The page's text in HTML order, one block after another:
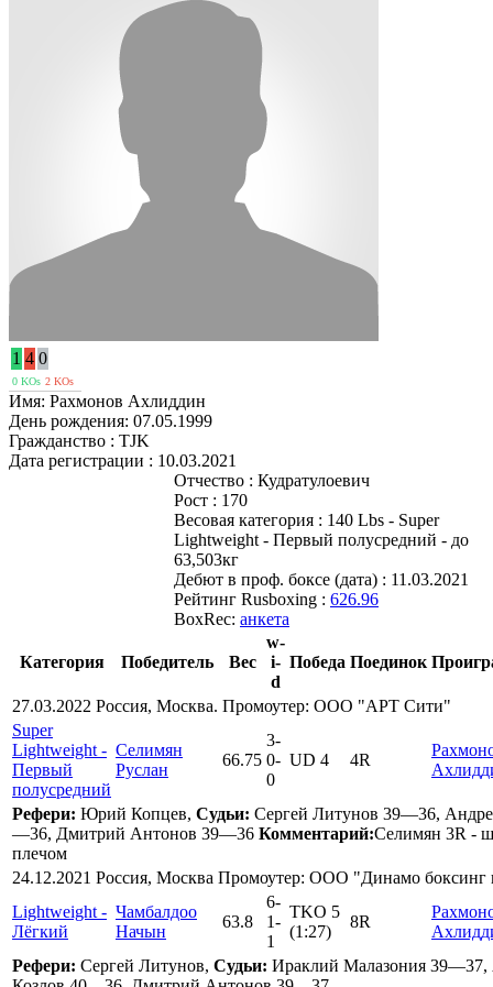
1 4 0
0 KOs 2 KOs
Имя: Рахмонов Ахлиддин
День рождения: 07.05.1999
Гражданство : TJK
Дата регистрации : 10.03.2021
Отчество : Кудратулоевич
Рост : 170
Весовая категория : 140 Lbs - Super
Lightweight - Первый полусредний - до
63,503кг
Дебют в проф. боксе (дата) : 11.03.2021
Рейтинг Rusboxing : 626.96
BoxRec: анкета
Категория Победитель Вес
w-
i-
d
Победа Поединок
27.03.2022 Россия, Москва. Промоутер: ООО "АРТ Сити"
Super
Lightweight -
Первый
полусредний
Селимян
Руслан
66.75
3-
0-
0
UD 4 4R
Рефери: Юрий Копцев, Судьи: Сергей Литунов 39—36,
—36, Дмитрий Антонов 39—36 Комментарий:Селимян 3R -
плечом
24.12.2021 Россия, Москва Промоутер: ООО "Динамо
Lightweight -
Лёгкий
Чамбалдоо
Начын
63.8
6-
1-
1
TKO 5
(1:27)
8R
Рефери: Сергей Литунов, Судьи: Ираклий Малазония 39—37,